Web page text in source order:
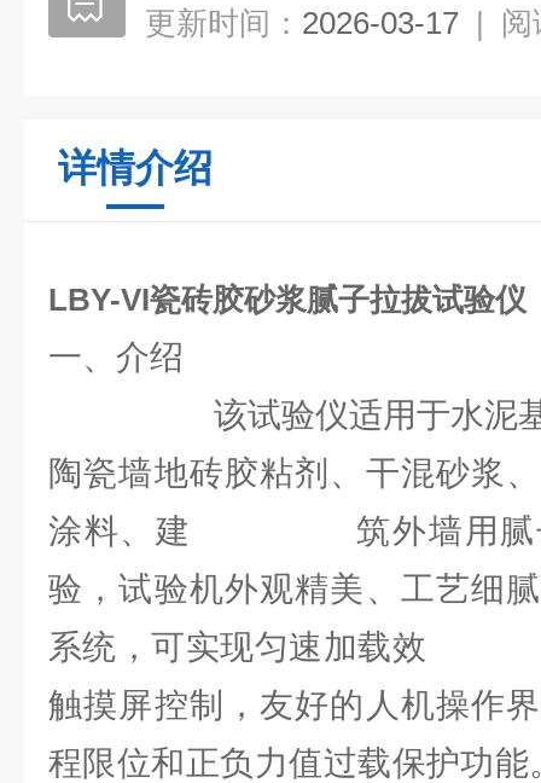
更新时间： 2026-03-17 | 阅
详情介绍
LBY-VI瓷砖胶砂浆腻子拉拔试验仪
一、介绍
该试验仪适用于水泥基渗
陶瓷墙地砖胶粘剂、干混砂浆
涂料、建 筑外墙用腻子
验，试验机外观精美、工艺细
系统，可实现匀速加载效
触摸屏控制，友好的人机操作
程限位和正负力值过载保